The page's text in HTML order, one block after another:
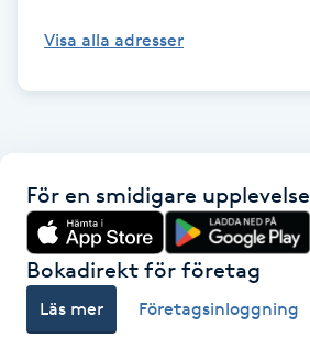
Hårförlängning
Hälsprickor
Idrottsmassage
Visa alla adresser
För en smidigare upplevelse
Bokadirekt för företag
Läs mer Företagsinloggning